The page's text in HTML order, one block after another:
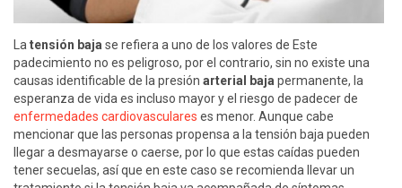
La tensión baja se refiera a uno de los valores de Este
padecimiento no es peligroso, por el contrario, sin no existe una
causas identificable de la presión arterial baja permanente, la
esperanza de vida es incluso mayor y el riesgo de padecer de
enfermedades cardiovasculares es menor. Aunque cabe
mencionar que las personas propensa a la tensión baja pueden
llegar a desmayarse o caerse, por lo que estas caídas pueden
tener secuelas, así que en este caso se recomienda llevar un